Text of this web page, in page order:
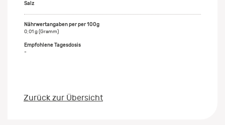
Salz
0,01 g (Gramm)
-
Zurück zur Übersicht